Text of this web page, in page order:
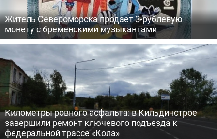
Житель Североморска продает 3-рублевую
монету с бременскими музыкантами
Километры ровного асфальта: в Кильдинстрое
завершили ремонт ключевого подъезда к
федеральной трассе «Кола»